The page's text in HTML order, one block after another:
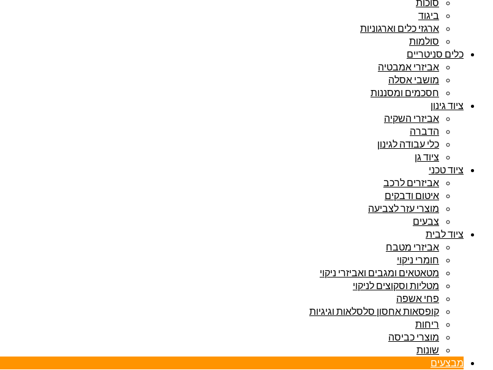
סוכות
ביגוד
ארגזי כלים וארגוניות
סולמות
כלים סניטריים
אביזרי אמבטיה
מושבי אסלה
חסכמים ומסננות
ציוד גינון
אביזרי השקיה
הדברה
כלי עבודה לגינון
ציוד גן
ציוד טכני
אביזרים לרכב
איטום ודבקים
מוצרי עזר לצביעה
צבעים
ציוד לבית
אביזרי מטבח
חומרי ניקוי
מטאטאים ומגבים ואביזרי ניקוי
מטליות וסקוצים לניקוי
פחי אשפה
קופסאות אחסון סלסלאות וגיגיות
ריחות
מוצרי כביסה
שונות
מבצעים